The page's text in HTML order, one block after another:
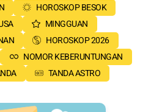
HOROSKOP BESOK
MINGGUAN
HOROSKOP 2026
NOMOR KEBERUNTUNGAN
TANDA ASTRO